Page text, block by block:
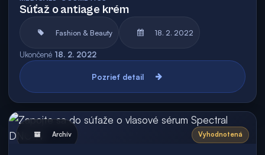
Súťaž o antiage krém
Fashion & Beauty 18. 2. 2022
Ukončené 18. 2. 2022
Pozrieť detail
Archív Vyhodnotená